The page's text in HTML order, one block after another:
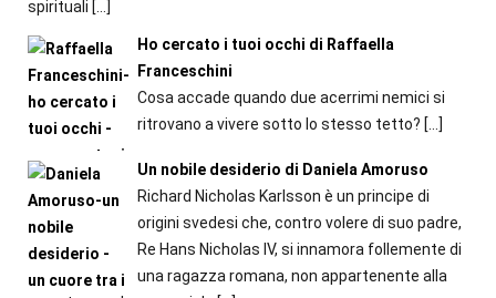
spirituali […]
Ho cercato i tuoi occhi di Raffaella
Franceschini
Cosa accade quando due acerrimi nemici si
ritrovano a vivere sotto lo stesso tetto? […]
Un nobile desiderio di Daniela Amoruso
Richard Nicholas Karlsson è un principe di
origini svedesi che, contro volere di suo padre,
Re Hans Nicholas IV, si innamora follemente di
una ragazza romana, non appartenente alla